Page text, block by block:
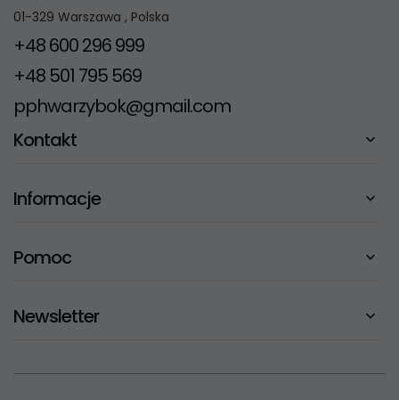
01-329 Warszawa , Polska
+48 600 296 999
+48 501 795 569
pphwarzybok@gmail.com
Kontakt
Informacje
Pomoc
Newsletter